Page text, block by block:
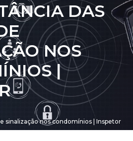
DAS
NOS
|
sinalização nos condomínios | Inspetor